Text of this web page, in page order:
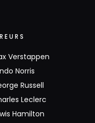
Verstappen
Norris
Russell
Leclerc
Hamilton